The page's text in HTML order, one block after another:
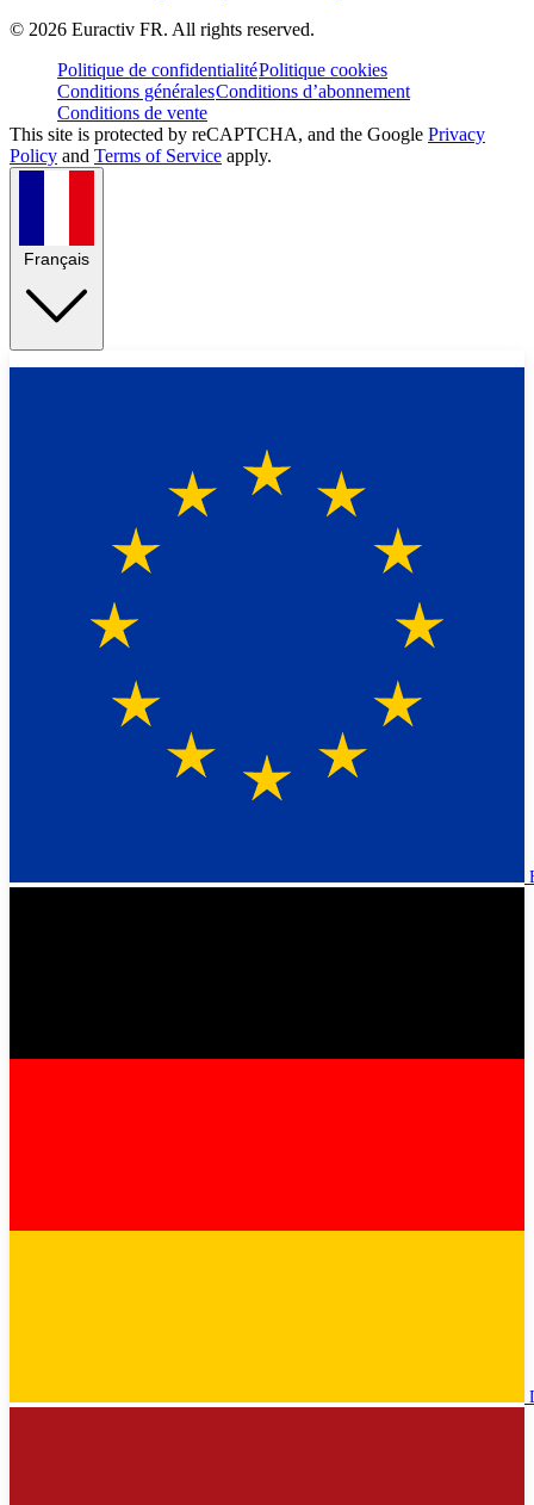
© 2026 Euractiv FR. All rights reserved.
Politique de confidentialitéPolitique cookies
Conditions généralesConditions d’abonnement
Conditions de vente
This site is protected by reCAPTCHA, and the Google Privacy
Policy and Terms of Service apply.
Français